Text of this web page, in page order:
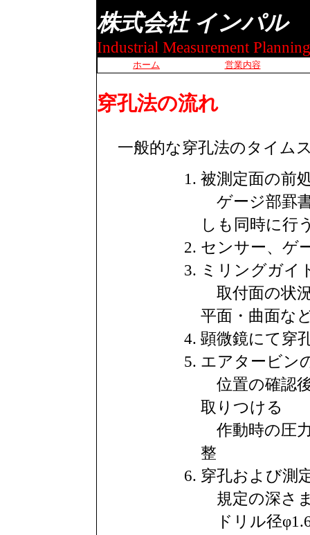
株式会社 インパル
Industrial Measurement
ホーム 営業内容
穿孔法の流れ
一般的な穿孔法のタイム
被測定面の
ゲージ部罫
しも同時に行
センサー、ゲ
ミリングガ
取付面の状
平面・曲面な
顕微鏡にて穿
エアタービ
位置の確認
取りつける
作動時の圧
整
穿孔および
規定の深さ
ドリル径